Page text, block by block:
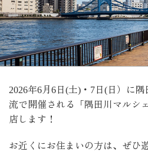
2026年6月6日(土)・7日(日）に
流で開催される「隅田川マルシ
店します！
お近くにお住まいの方は、ぜひ